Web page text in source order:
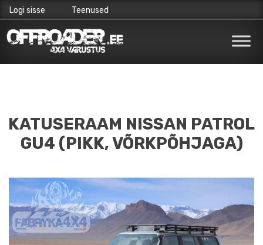
to
Logi sisse Teenused
KATUSERAAM NISSAN PATROL
GU4 (PIKK, VÕRKPÕHJAGA)